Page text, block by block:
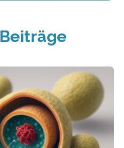
Beiträge